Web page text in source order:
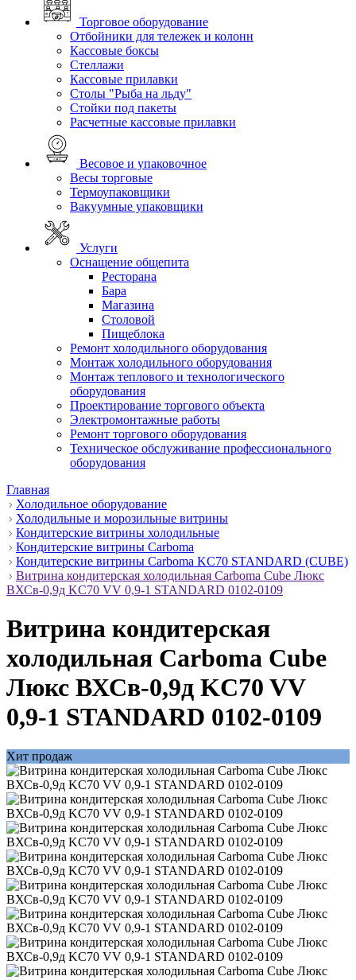
Торговое оборудование
Отбойники для тележек и колонн
Кассовые боксы
Стеллажи
Кассовые прилавки
Столы "Рыба на льду"
Стойки под пакеты
Расчетные кассовые прилавки
Весовое и упаковочное
Весы торговые
Термоупаковщики
Вакуумные упаковщики
Услуги
Оснащение общепита
Ресторана
Бара
Магазина
Столовой
Пищеблока
Ремонт холодильного оборудования
Монтаж холодильного оборудования
Монтаж теплового и технологического
оборудования
Проектирование торгового объекта
Электромонтажные работы
Ремонт торгового оборудования
Техническое обслуживание профессионального
оборудования
Главная
Холодильное оборудование
Холодильные и морозильные витрины
Кондитерские витрины холодильные
Кондитерские витрины Carboma
Кондитерские витрины Carboma KC70 STANDARD (CUBE)
Витрина кондитерская холодильная Carboma Cube Люкс
ВХСв-0,9д KC70 VV 0,9-1 STANDARD 0102-0109
Витрина кондитерская
холодильная Carboma Cube
Люкс ВХСв-0,9д KC70 VV
0,9-1 STANDARD 0102-0109
Хит продаж